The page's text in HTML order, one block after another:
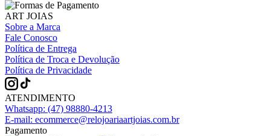
ART JOIAS
Sobre a Marca
Fale Conosco
Política de Entrega
Política de Troca e Devolução
Política de Privacidade
ATENDIMENTO
Whatsapp: (47) 98880-4213
E-mail: ecommerce@relojoariaartjoias.com.br
Pagamento